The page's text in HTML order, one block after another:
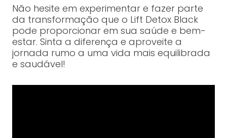
Não hesite em experimentar e fazer parte
da transformação que o Lift Detox Black
pode proporcionar em sua saúde e bem-
estar. Sinta a diferença e aproveite a
jornada rumo a uma vida mais equilibrada
e saudável!